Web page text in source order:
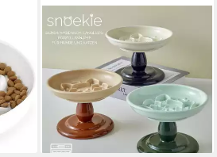
dir
SNOEKIE
Napf snoekie Porzellan-
Haustiernapf Erhöhtes Anti-
Schling-Design17×17×11cm
18,99 €
lieferbar - in 3-4 Werktagen bei dir